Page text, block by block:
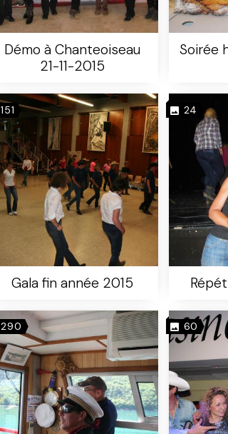
Démo à Chanteoiseau
21-11-2015
Soirée
151
Gala fin année 2015
24
290 60